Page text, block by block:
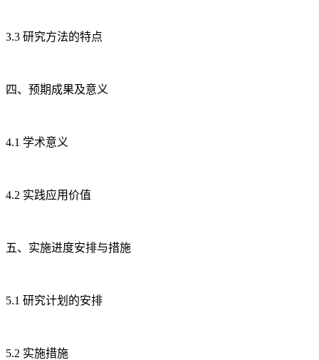
3.3 研究方法的特点
四、预期成果及意义
4.1 学术意义
4.2 实践应用价值
五、实施进度安排与措施
5.1 研究计划的安排
5.2 实施措施